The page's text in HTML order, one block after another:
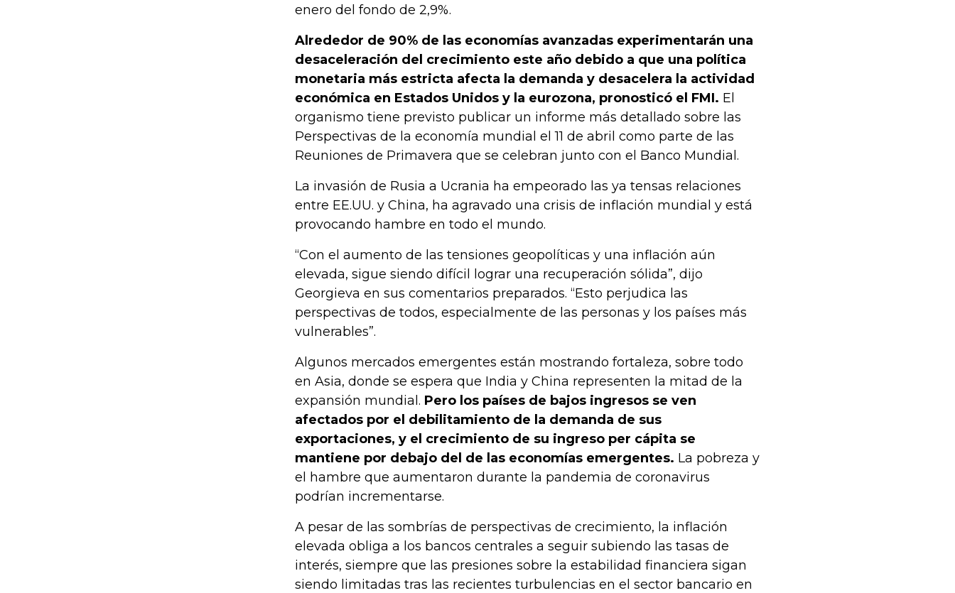
enero del fondo de 2,9%.
Alrededor de 90% de las economías avanzadas experimentarán una
desaceleración del crecimiento este año debido a que una política
monetaria más estricta afecta la demanda y desacelera la actividad
económica en Estados Unidos y la eurozona, pronosticó el FMI. El
organismo tiene previsto publicar un informe más detallado sobre las
Perspectivas de la economía mundial el 11 de abril como parte de las
Reuniones de Primavera que se celebran junto con el Banco Mundial.
La invasión de Rusia a Ucrania ha empeorado las ya tensas relaciones
entre EE.UU. y China, ha agravado una crisis de inflación mundial y está
provocando hambre en todo el mundo.
“Con el aumento de las tensiones geopolíticas y una inflación aún
elevada, sigue siendo difícil lograr una recuperación sólida”, dijo
Georgieva en sus comentarios preparados. “Esto perjudica las
perspectivas de todos, especialmente de las personas y los países más
vulnerables”.
Algunos mercados emergentes están mostrando fortaleza, sobre todo
en Asia, donde se espera que India y China representen la mitad de la
expansión mundial. Pero los países de bajos ingresos se ven
afectados por el debilitamiento de la demanda de sus
exportaciones, y el crecimiento de su ingreso per cápita se
mantiene por debajo del de las economías emergentes. La pobreza y
el hambre que aumentaron durante la pandemia de coronavirus
podrían incrementarse.
A pesar de las sombrías de perspectivas de crecimiento, la inflación
elevada obliga a los bancos centrales a seguir subiendo las tasas de
interés, siempre que las presiones sobre la estabilidad financiera sigan
siendo limitadas tras las recientes turbulencias en el sector bancario en